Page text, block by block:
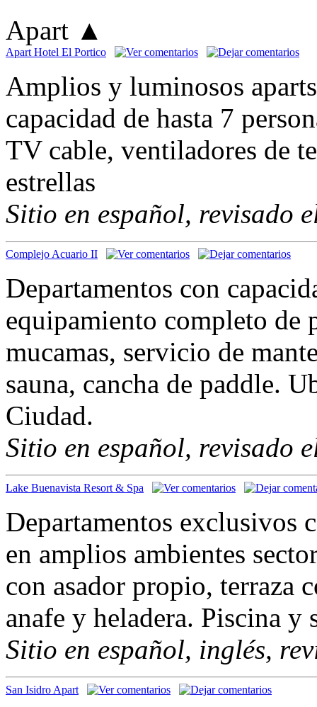
Apart ▲
Apart Hotel El Portico
Amplios y luminosos
capacidad de hasta 7
TV cable, ventiladores de
estrellas
Sitio en español, revisado
Complejo Acuario II
Departamentos con
equipamiento completo
mucamas, servicio de
sauna, cancha de paddle.
Ciudad.
Sitio en español, revisado
Lake Buenavista Resort & Spa
Departamentos exclusivos
en amplios ambientes
con asador propio, terraza
anafe y heladera. Piscina y
Sitio en español, inglés,
San Isidro Apart